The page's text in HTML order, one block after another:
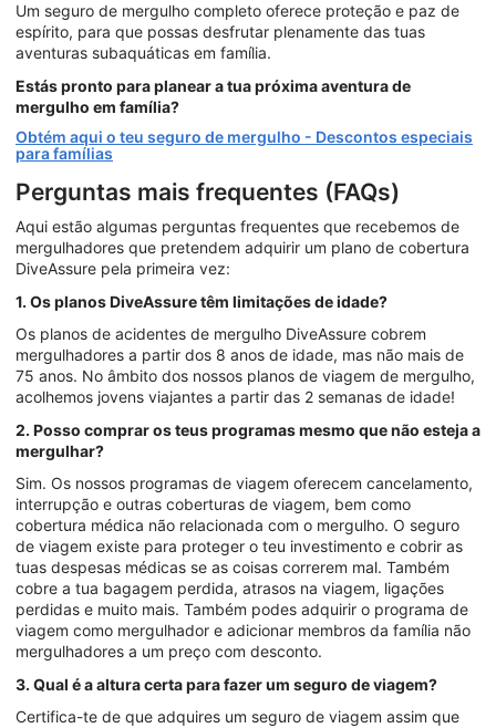
Um seguro de mergulho completo oferece proteção e paz de
espírito, para que possas desfrutar plenamente das tuas
aventuras subaquáticas em família.
Estás pronto para planear a tua próxima aventura de
mergulho em família?
Obtém aqui o teu seguro de mergulho - Descontos especiais
para famílias
Perguntas mais frequentes (FAQs)
Aqui estão algumas perguntas frequentes que recebemos de
mergulhadores que pretendem adquirir um plano de cobertura
DiveAssure pela primeira vez:
1. Os planos DiveAssure têm limitações de idade?
Os planos de acidentes de mergulho DiveAssure cobrem
mergulhadores a partir dos 8 anos de idade, mas não mais de
75 anos. No âmbito dos nossos planos de viagem de mergulho,
acolhemos jovens viajantes a partir das 2 semanas de idade!
2. Posso comprar os teus programas mesmo que não esteja a
mergulhar?
Sim. Os nossos programas de viagem oferecem cancelamento,
interrupção e outras coberturas de viagem, bem como
cobertura médica não relacionada com o mergulho. O seguro
de viagem existe para proteger o teu investimento e cobrir as
tuas despesas médicas se as coisas correrem mal. Também
cobre a tua bagagem perdida, atrasos na viagem, ligações
perdidas e muito mais. Também podes adquirir o programa de
viagem como mergulhador e adicionar membros da família não
mergulhadores a um preço com desconto.
3. Qual é a altura certa para fazer um seguro de viagem?
Certifica-te de que adquires um seguro de viagem assim que